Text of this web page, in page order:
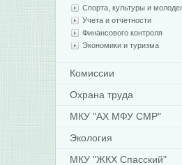
Спорта, культуры и
Учета и отчетности
Финансового контроля
Экономики и туризма
Комиссии
Охрана труда
МКУ "АХ МФУ СМР"
Экология
МКУ "ЖКХ Спасский"